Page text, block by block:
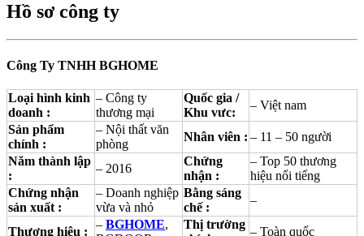
Hồ sơ công ty
Công Ty TNHH BGHOME
Loại hình kinh
doanh :
– Công ty
thương mại
Quốc gia /
Khu vưc:
– Việt nam
Sản phẩm
chính :
– Nội thất văn
phòng
Nhân viên : – 11 – 50 người
Năm thành lập
:
– 2016
Chứng
nhận :
– Top 50 thương
hiệu nổi tiếng
Chứng nhận
sản xuất :
– Doanh nghiệp
vừa và nhỏ
Bằng sáng
chế :
–
Thương hiệu :
– BGHOME,
Thị trường
– Toàn quốc